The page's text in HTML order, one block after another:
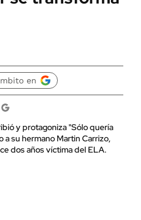
en
y protagoniza "Sólo quería
su hermano Martin Carrizo,
dos años víctima del ELA.